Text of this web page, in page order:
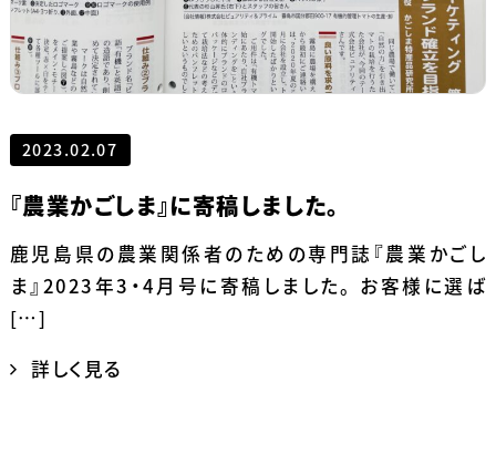
2023.02.07
『農業かごしま』に寄稿しました。
鹿児島県の農業関係者のための専門誌『農業かごし
ま』2023年3・4月号に寄稿しました。 お客様に選ば
[…]
詳しく見る